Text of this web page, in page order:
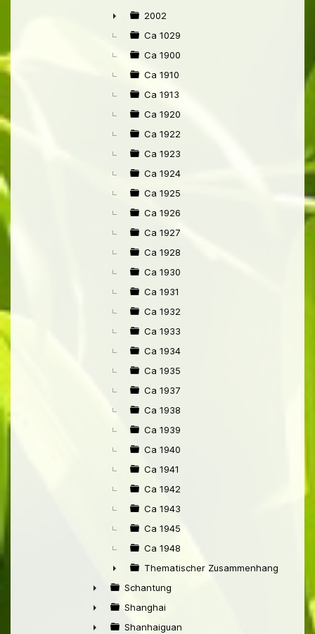
►
►
2002
Ca 1029
Ca 1900
Ca 1910
Ca 1913
Ca 1920
Ca 1922
Ca 1923
Ca 1924
Ca 1925
Ca 1926
Ca 1927
Ca 1928
Ca 1930
Ca 1931
Ca 1932
Ca 1933
Ca 1934
Ca 1935
Ca 1937
Ca 1938
Ca 1939
Ca 1940
Ca 1941
Ca 1942
Ca 1943
Ca 1945
Ca 1948
►
Thematischer Zusammenhang mit
►
Schantung
►
Shanghai
Shanhaiguan